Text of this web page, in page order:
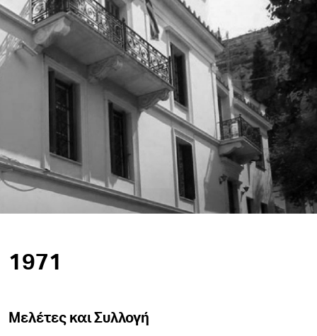
1971
Μελέτες και Συλλογή